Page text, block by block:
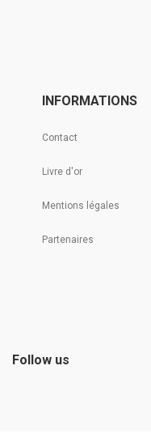
INFORMATIONS
Contact
Livre d'or
Mentions légales
Partenaires
Follow us